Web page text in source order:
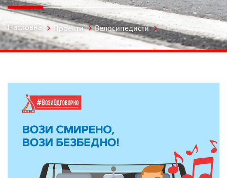
Насловна Проекти Велосипедисти